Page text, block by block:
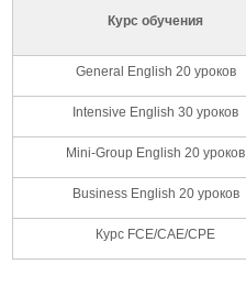
Курс обучения
General English 20 уроков
Intensive English 30 уроков
Mini-Group English 20 уроков
Business English 20 уроков
Курс FCE/CAE/CPE